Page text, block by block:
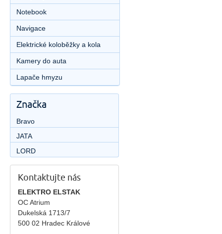
Notebook
Navigace
Elektrické koloběžky a kola
Kamery do auta
Lapače hmyzu
Značka
Bravo
JATA
LORD
Kontaktujte nás
ELEKTRO ELSTAK
OC Atrium
Dukelská 1713/7
500 02 Hradec Králové